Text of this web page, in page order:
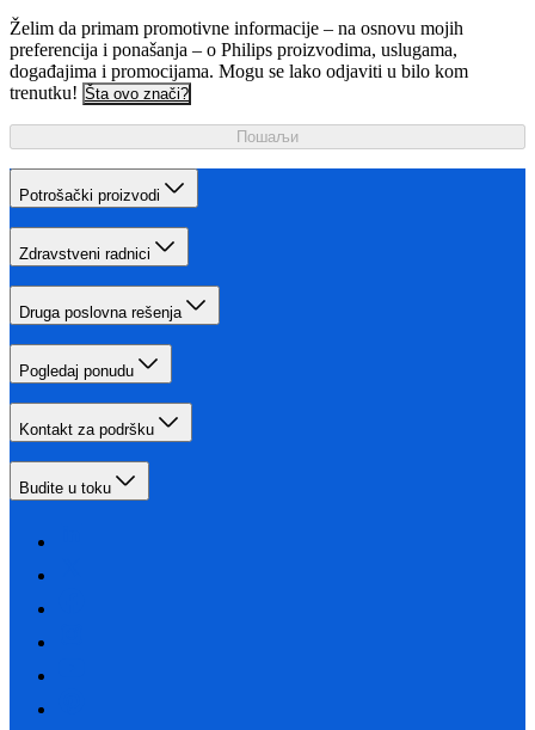
Želim da primam promotivne informacije – na osnovu mojih
preferencija i ponašanja – o Philips proizvodima, uslugama,
događajima i promocijama. Mogu se lako odjaviti u bilo kom
trenutku! Šta ovo znači?
Пошаљи
Potrošački proizvodi
Zdravstveni radnici
Druga poslovna rešenja
Pogledaj ponudu
Kontakt za podršku
Budite u toku